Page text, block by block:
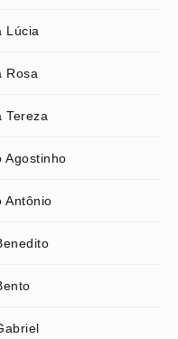
Lúcia
Rosa
Tereza
Agostinho
Antônio